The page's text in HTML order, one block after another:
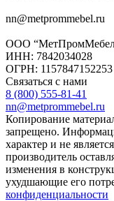
nn@metprommebel.ru
ООО
ИНН: 7842034028
ОГРН: 1157847152253
Связаться с нами
8 (800) 555-81-41
nn@metprommebel.ru
Копирование
запрещено.
характер и не
производитель
изменения в
ухудшающие его
конфиденциальности